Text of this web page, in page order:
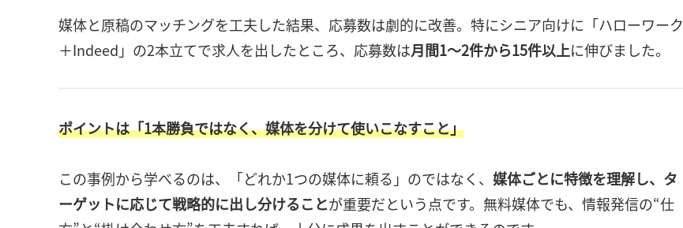
媒体と原稿のマッチングを工夫した結果、応募数は劇的に改善。特にシニア向けに「ハローワーク
＋Indeed」の2本立てで求人を出したところ、応募数は月間1〜2件から15件以上に伸びました。
ポイントは「1本勝負ではなく、媒体を分けて使いこなすこと」
この事例から学べるのは、「どれか1つの媒体に頼る」のではなく、 媒体ごとに特徴を理解し、タ
ーゲットに応じて戦略的に出し分けることが重要だという点です。無料媒体でも、情報発信の“仕